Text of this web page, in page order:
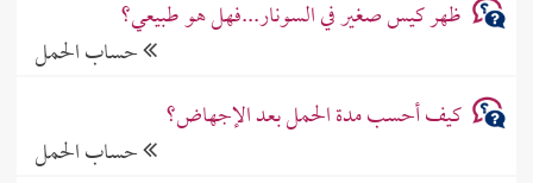
ظهر كيس صغير في السونار...فهل هو طبيعي؟
حساب الحمل
كيف أحسب مدة الحمل بعد الإجهاض؟
حساب الحمل